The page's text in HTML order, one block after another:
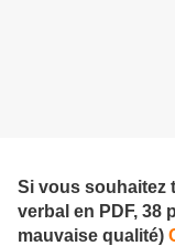
Si vous souhaitez
verbal en PDF, 38
mauvaise qualité)